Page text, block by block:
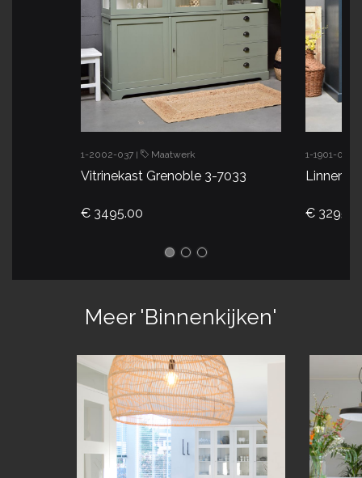
1-2002-037 | Maatwerk
Vitrinekast Grenoble 3-7033
€ 3495.00
1-1901-001
€
Meer 'Binnenkijken'